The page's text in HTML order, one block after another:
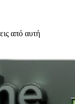
από αυτή